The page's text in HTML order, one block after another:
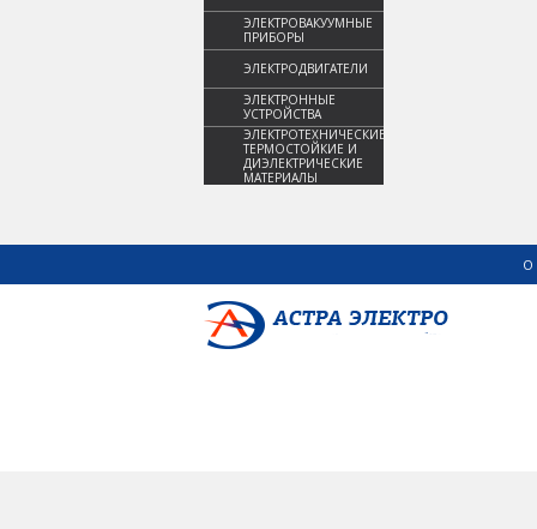
ЭЛЕКТРОВАКУУМНЫЕ
ПРИБОРЫ
ЭЛЕКТРОДВИГАТЕЛИ
ЭЛЕКТРОННЫЕ
УСТРОЙСТВА
ЭЛЕКТРОТЕХНИЧЕСКИЕ,
ТЕРМОСТОЙКИЕ И
ДИЭЛЕКТРИЧЕСКИЕ
МАТЕРИАЛЫ